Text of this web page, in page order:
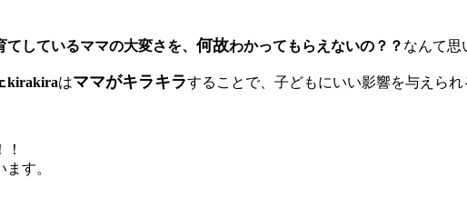
てしているママの大変さを、 何故わかってもらえないの？？ なんて思
kirakiraはママがキラキラすることで、子どもにいい影響を与えられ
す。